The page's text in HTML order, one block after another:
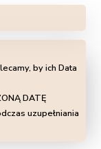
by ich Data
DATĘ
uzupełniania